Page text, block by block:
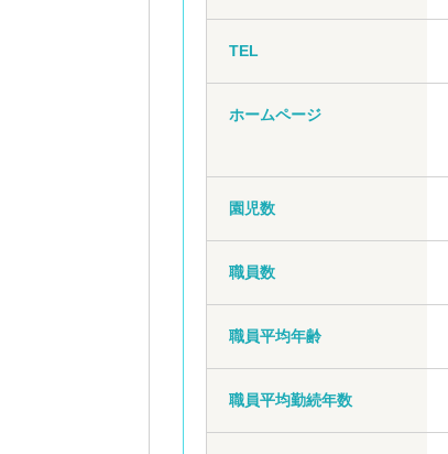
TEL
ホームページ
園児数
職員数
職員平均年齢
職員平均勤続年数